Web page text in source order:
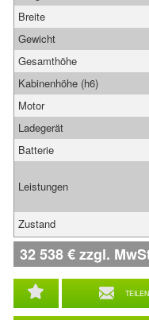
TEILEN
Breite
Gewicht
Gesamthöhe
Kabinenhöhe (h6)
Motor
Ladegerät
Batterie
Leistungen
Zustand
32 538€zzgl.